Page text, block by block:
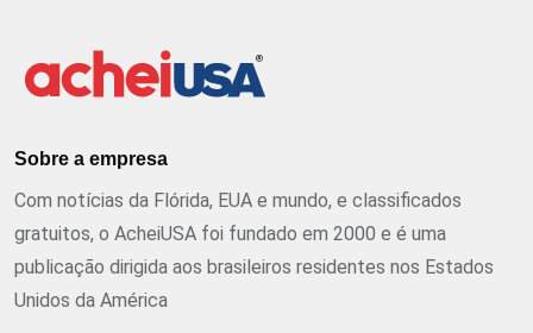
Sobre a empresa
Com notícias da Flórida, EUA e mundo, e classificados
gratuitos, o AcheiUSA foi fundado em 2000 e é uma
publicação dirigida aos brasileiros residentes nos Estados
Unidos da América